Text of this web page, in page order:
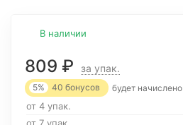
В наличии
809 ₽ за упак.
5% 40 бонусов будет начислено
от 4 упак.